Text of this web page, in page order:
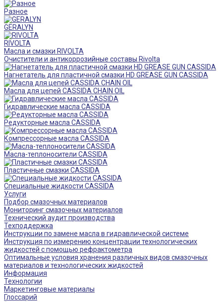
Разное
GERALYN
RIVOLTA
Масла и смазки RIVOLTA
Очистители и антикоррозийные составы Rivolta
Нагнетатель для пластичной смазки HD GREASE GUN CASSIDA
Масла для цепей CASSIDA CHAIN OIL
Гидравлические масла CASSIDA
Редукторные масла CASSIDA
Компрессорные масла CASSIDA
Масла-теплоносители CASSIDA
Пластичные смазки CASSIDA
Специальные жидкости CASSIDA
Услуги
Подбор смазочных материалов
Мониторинг смазочных материалов
Технический аудит производства
Техподдержка
Инструкции по замене масла в гидравлической системе
Инструкция по измерению концентрации технологических
жидкостей с помощью рефрактометра
Оптимальные условия хранения различных видов смазочных
материалов и технологических жидкостей
Информация
Технологии
Маркетинговые материалы
Глоссарий